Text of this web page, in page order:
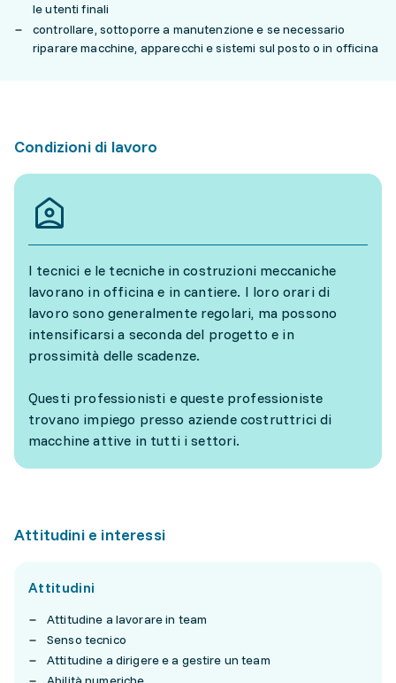
le utenti finali
controllare, sottoporre a manutenzione e se necessario
riparare macchine, apparecchi e sistemi sul posto o in officina
Condizioni di lavoro
I tecnici e le tecniche in costruzioni meccaniche
lavorano in officina e in cantiere. I loro orari di
lavoro sono generalmente regolari, ma possono
intensificarsi a seconda del progetto e in
prossimità delle scadenze.
Questi professionisti e queste professioniste
trovano impiego presso aziende costruttrici di
macchine attive in tutti i settori.
Attitudini e interessi
Attitudini
Attitudine a lavorare in team
Senso tecnico
Attitudine a dirigere e a gestire un team